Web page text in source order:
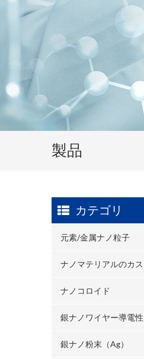
製品
カテゴリ
元素/金属ナノ粒子
ナノマテリアルのカ
ナノコロイド
銀ナノワイヤー導電
銀ナノ粉末（ag）